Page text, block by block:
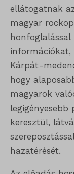
ellátogatnak
magyar
információkat,
Kárpát-
hogy
magyarok
legigényesebb
keresztül,
hazatérését.